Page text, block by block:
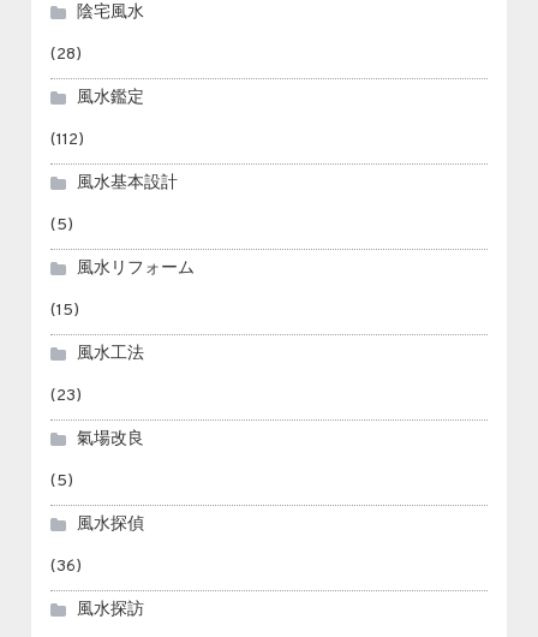
陰宅風水
(28)
風水鑑定
(112)
風水基本設計
(5)
風水リフォーム
(15)
風水工法
(23)
氣場改良
(5)
風水探偵
(36)
風水探訪